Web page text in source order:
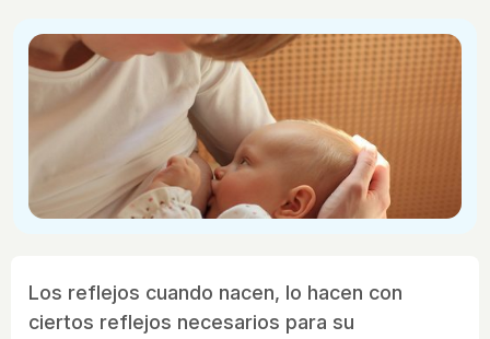
Los reflejos cuando nacen, lo hacen con
ciertos reflejos necesarios para su